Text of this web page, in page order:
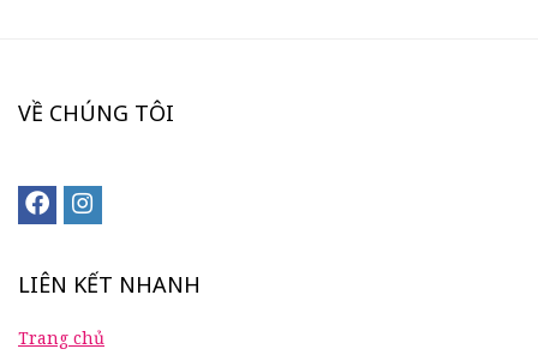
VỀ CHÚNG TÔI
LIÊN KẾT NHANH
Trang chủ